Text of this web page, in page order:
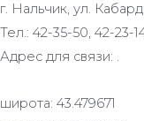
г. Нальчик, ул.
Тел.: 42-35-50, 42-23-
Адрес для связи: .
широта: 43.479671